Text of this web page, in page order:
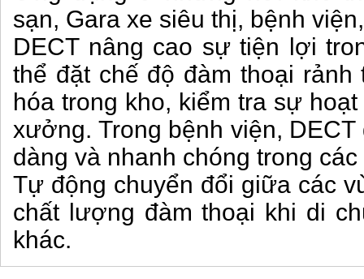
sạn, Gara xe siêu thị, bệnh
DECT nâng cao sự tiện lợi
thể đặt chế độ đàm thoại
hóa trong kho, kiểm tra sự
xưởng. Trong bệnh viện,
dàng và nhanh chóng trong
Tự động chuyển đổi giữa các
chất lượng đàm thoại khi di
khác.